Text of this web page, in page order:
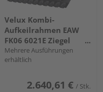
Velux Kombi-
Aufkeilrahmen EAW
FK06 6021E Ziegel
hoch/Welle Alu für 2
Fenster
Mehrere Ausführungen
erhältlich
2.640,61 € / Stk.